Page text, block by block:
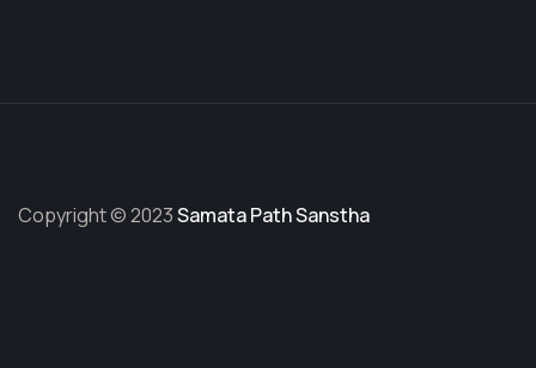
Copyright © 2023Samata Path Sanstha